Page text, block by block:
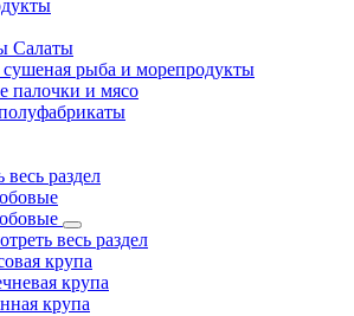
Салаты
сушеная рыба и морепродукты
палочки и мясо
весь раздел
весь раздел
крупа
крупа
крупа